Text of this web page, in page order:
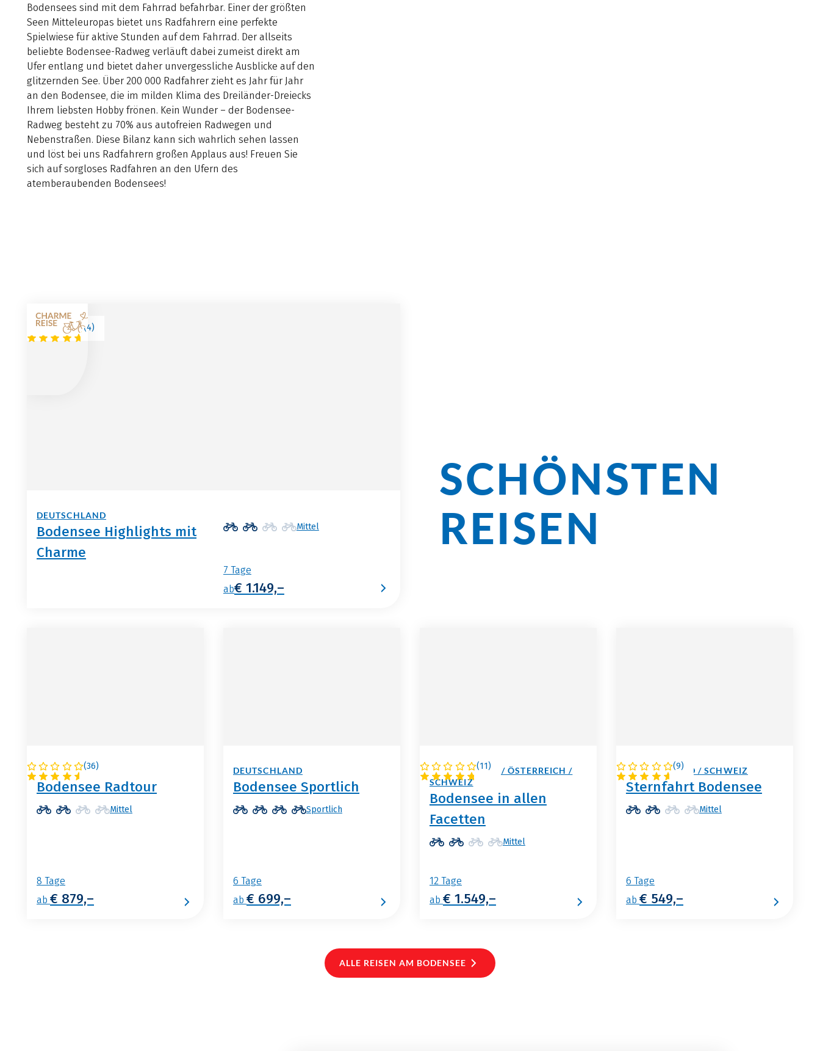
Bodensees sind mit dem Fahrrad befahrbar. Einer der größten
Seen Mitteleuropas bietet uns Radfahrern eine perfekte
Spielwiese für aktive Stunden auf dem Fahrrad. Der allseits
beliebte Bodensee-Radweg verläuft dabei zumeist direkt am
Ufer entlang und bietet daher unvergessliche Ausblicke auf den
glitzernden See. Über 200 000 Radfahrer zieht es Jahr für Jahr
an den Bodensee, die im milden Klima des Dreiländer-Dreiecks
Ihrem liebsten Hobby frönen. Kein Wunder – der Bodensee-
Radweg besteht zu 70% aus autofreien Radwegen und
Nebenstraßen. Diese Bilanz kann sich wahrlich sehen lassen
und löst bei uns Radfahrern großen Applaus aus! Freuen Sie
sich auf sorgloses Radfahren an den Ufern des
atemberaubenden Bodensees!
(4)
DEUTSCHLAND
Bodensee Highlights mit
Charme
Mittel
7 Tage
ab€ 1.149,–
SCHÖNSTEN
REISEN
(36)
DEUTSCHLAND
Bodensee Radtour
Mittel
8 Tage
ab € 879,–
DEUTSCHLAND
Bodensee Sportlich
Sportlich
6 Tage
ab € 699,–
(11)
DEUTSCHLAND / ÖSTERREICH /
SCHWEIZ
Bodensee in allen
Facetten
Mittel
12 Tage
ab € 1.549,–
(9)
DEUTSCHLAND / SCHWEIZ
Sternfahrt Bodensee
Mittel
6 Tage
ab € 549,–
ALLE REISEN AM BODENSEE